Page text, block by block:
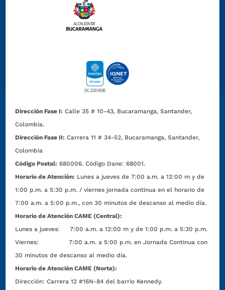
Dirección Fase I: Calle 35 # 10-43, Bucaramanga, Santander,
Colombia.
Dirección Fase II: Carrera 11 # 34-52, Bucaramanga, Santander,
Colombia
Código Postal: 680006. Código Dane: 68001.
Horario de Atención: Lunes a jueves de 7:00 a.m. a 12:00 m y de
1:00 p.m. a 5:30 p.m. / viernes jornada continua en el horario de
7:00 a.m. a 5:00 p.m., con 30 minutos de descanso al medio día.
Horario de Atención CAME (Central):
Lunes a jueves: 7:00 a.m. a 12:00 m y de 1:00 p.m. a 5:30 p.m.
Viernes: 7:00 a.m. a 5:00 p.m. en Jornada Continua con
30 minutos de descanso al medio día.
Horario de Atención CAME (Norte):
Dirección:Carrera 12 #16N-84 del barrio Kennedy.